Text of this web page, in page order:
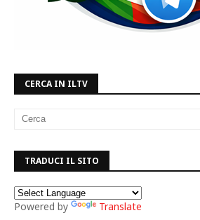
CERCA IN ILTV
TRADUCI IL SITO
Powered by Translate